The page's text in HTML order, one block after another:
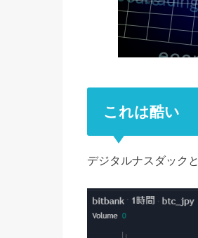
これは酷い
デジタルナスダック